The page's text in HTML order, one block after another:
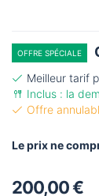
OFFRE SPÉCIALE
Meilleur tarif
Inclus : la
Offre
Le prix ne
200,00 €